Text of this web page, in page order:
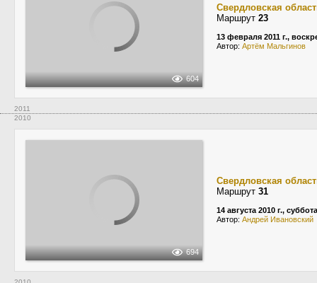
604
Свердловская
Маршрут 23
13 февраля 2011 г.,
Автор: Артём Мальгинов
2011
2010
694
Свердловская
Маршрут 31
14 августа 2010 г., суббота
Автор: Андрей Ивановский